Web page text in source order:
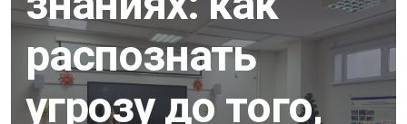
распознать
угрозу до того,